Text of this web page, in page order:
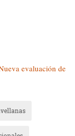
evaluación de